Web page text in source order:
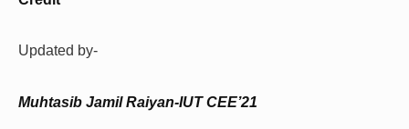
Updated by-
Muhtasib Jamil Raiyan-IUT CEE’21